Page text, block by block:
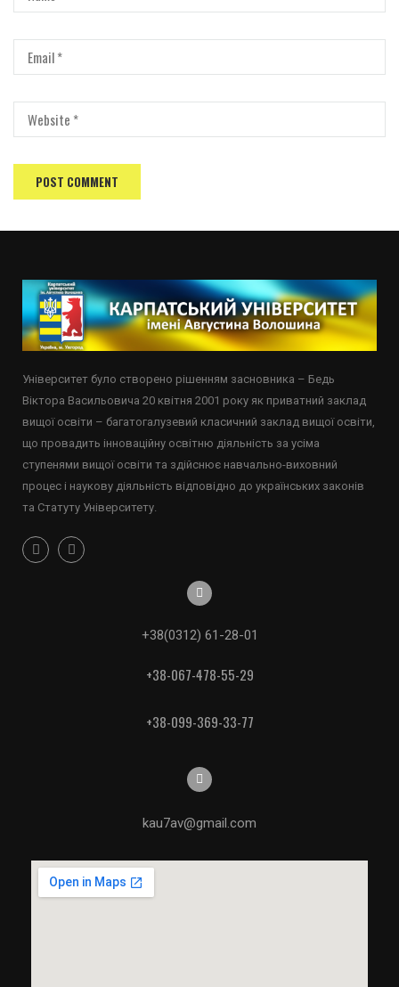
Університет було створено рішенням засновника – Бедь
Віктора Васильовича 20 квітня 2001 року як приватний заклад
вищої освіти – багатогалузевий класичний заклад вищої освіти,
що провадить інноваційну освітню діяльність за усіма
ступенями вищої освіти та здійснює навчально-виховний
процес і наукову діяльність відповідно до українських законів
та Статуту Університету.
+38(0312) 61-28-01
+38-067-478-55-29
+38-099-369-33-77
kau7av@gmail.com